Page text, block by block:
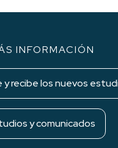
INFORMACIÓN
y recibe los nuevos
y comunicados